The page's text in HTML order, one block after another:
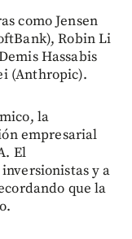
como Jensen
Robin Li
Hassabis
(Anthropic).
la
empresarial
El
y a
que la